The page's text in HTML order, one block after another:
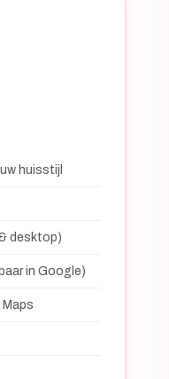
huisstijl
desktop)
in Google)